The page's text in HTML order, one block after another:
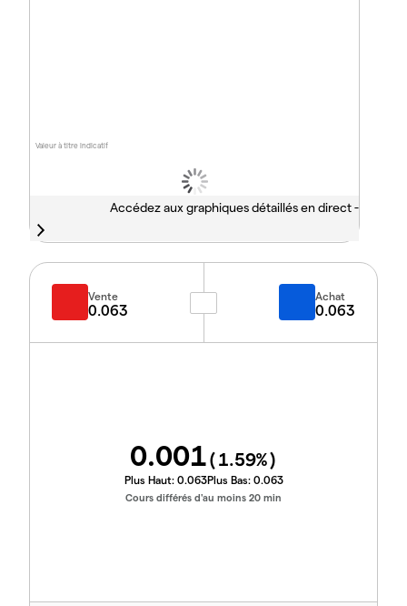
Valeur à titre indicatif
Accédez aux graphiques détaillés en direct -
Vente
0.063
Achat
0.063
0.001(1.59%)
Plus Haut: 0.063Plus Bas: 0.063
Cours différés d'au moins 20 min